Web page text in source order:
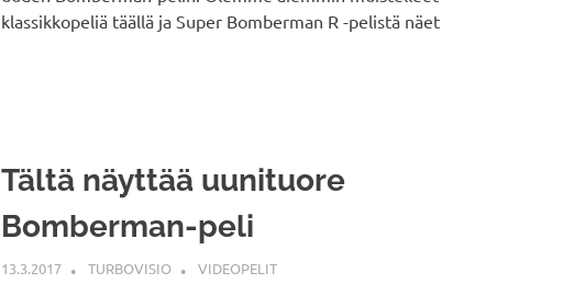
klassikkopeliä täällä ja Super Bomberman R -pelistä näet
Tältä näyttää uunituore
Bomberman-peli
13.3.2017 TURBOVISIO VIDEOPELIT